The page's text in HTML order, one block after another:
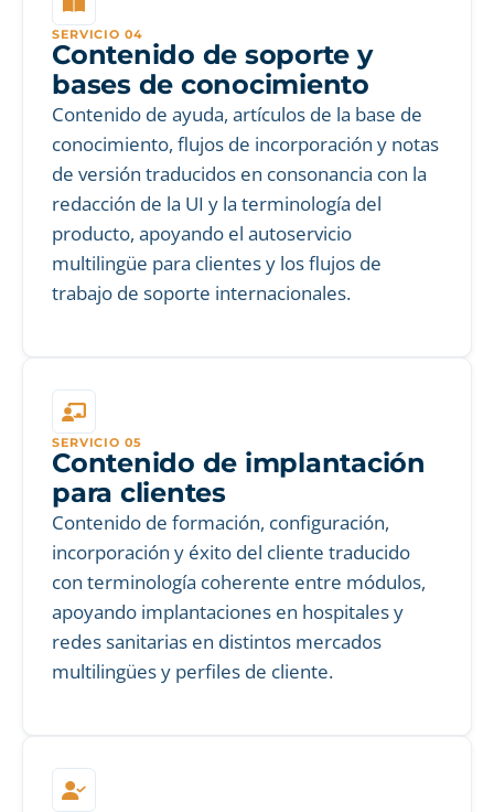
SERVICIO 04
Contenido de soporte y
bases de conocimiento
Contenido de ayuda, artículos de la base de
conocimiento, flujos de incorporación y notas
de versión traducidos en consonancia con la
redacción de la UI y la terminología del
producto, apoyando el autoservicio
multilingüe para clientes y los flujos de
trabajo de soporte internacionales.
SERVICIO 05
Contenido de implantación
para clientes
Contenido de formación, configuración,
incorporación y éxito del cliente traducido
con terminología coherente entre módulos,
apoyando implantaciones en hospitales y
redes sanitarias en distintos mercados
multilingües y perfiles de cliente.